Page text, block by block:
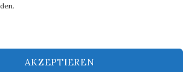
AKZEPTIEREN